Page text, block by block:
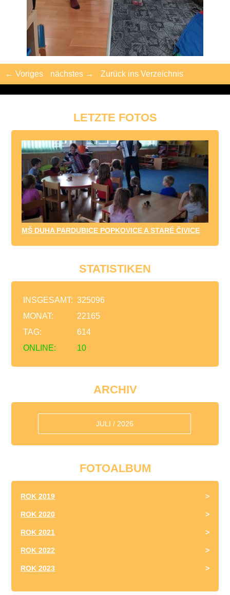
← Voriges nächstes → Zurück ins Verzeichnis
LETZTE FOTOS
MŠ DUHA PARDUBICE POPKOVICE A STARÉ ČIVICE
STATISTIKEN
ONLINE: 10
INSGESAMT: 325096
MONAT:
22165
TAG:
614
ARCHIV
JULI / 2026
FOTOALBUM
ROK 2019
ROK 2020
ROK 2021
ROK 2022
ROK 2023